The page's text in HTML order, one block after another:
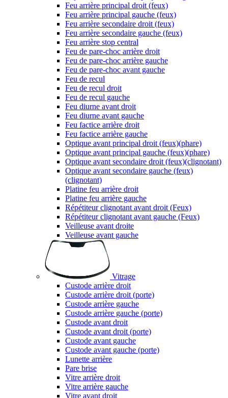
Feu arrière principal droit (feux)
Feu arrière principal gauche (feux)
Feu arrière secondaire droit (feux)
Feu arrière secondaire gauche (feux)
Feu arrière stop central
Feu de pare-choc arrière droit
Feu de pare-choc arrière gauche
Feu de pare-choc avant gauche
Feu de recul
Feu de recul droit
Feu de recul gauche
Feu diurne avant droit
Feu diurne avant gauche
Feu factice arrière droit
Feu factice arrière gauche
Optique avant principal droit (feux)(phare)
Optique avant principal gauche (feux)(phare)
Optique avant secondaire droit (feux)(clignotant)
Optique avant secondaire gauche (feux)
(clignotant)
Platine feu arrière droit
Platine feu arrière gauche
Répétiteur clignotant avant droit (Feux)
Répétiteur clignotant avant gauche (Feux)
Veilleuse avant droite
Veilleuse avant gauche
Vitrage
Custode arrière droit
Custode arrière droit (porte)
Custode arrière gauche
Custode arrière gauche (porte)
Custode avant droit
Custode avant droit (porte)
Custode avant gauche
Custode avant gauche (porte)
Lunette arrière
Pare brise
Vitre arrière droit
Vitre arrière gauche
Vitre avant droit